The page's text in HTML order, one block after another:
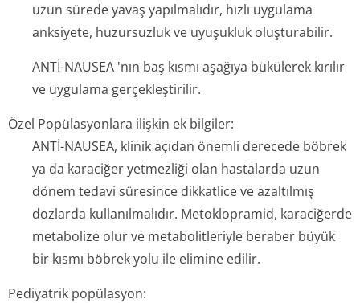
uzun sürede yavaş yapılmalıdır, hızlı uygulama
anksiyete, huzursuzluk ve uyuşukluk oluşturabilir.
ANTİ-NAUSEA 'nın baş kısmı aşağıya bükülerek kırılır
ve uygulama gerçekleştirilir.
Özel Popülasyonlara ilişkin ek bilgiler:
ANTİ-NAUSEA, klinik açıdan önemli derecede böbrek
ya da karaciğer yetmezliği olan hastalarda uzun
dönem tedavi süresince dikkatlice ve azaltılmış
dozlarda kullanılmalıdır. Metoklopramid, karaciğerde
metabolize olur ve metabolitleriyle beraber büyük
bir kısmı böbrek yolu ile elimine edilir.
Pediyatrik popülasyon: